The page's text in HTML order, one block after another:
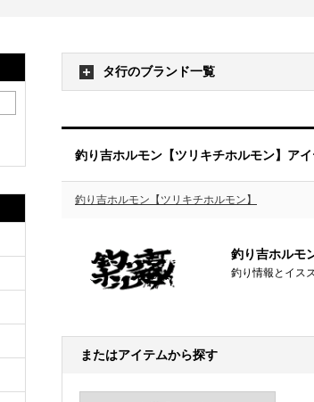
タ行のブランド一覧
釣り吉ホルモン【ツリキチホルモン】ア
釣り吉ホルモン【ツリキチホルモン】
釣り吉ホルモ
釣り情報とイス
またはアイテムから探す